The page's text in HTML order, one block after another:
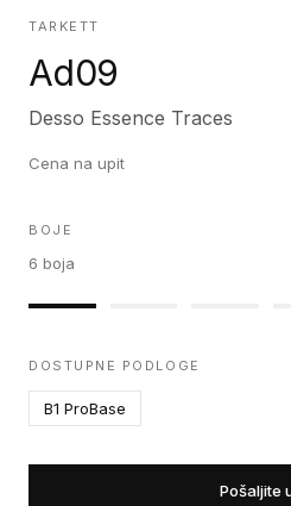
TARKETT
Ad09
Desso Essence Traces
Cena na upit
BOJE
6 boja
DOSTUPNE PODLOGE
B1 ProBase
Pošaljite